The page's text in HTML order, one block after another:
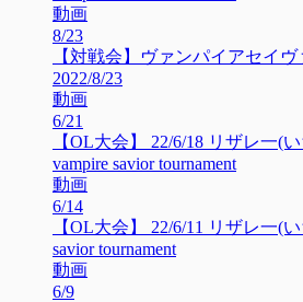
動画
8/23
【対戦会】ヴァンパイアセイ
2022/8/23
動画
6/21
【OL大会】 22/6/18 リザレ一(
vampire savior tournament
動画
6/14
【OL大会】 22/6/11 リザレ一(
savior tournament
動画
6/9